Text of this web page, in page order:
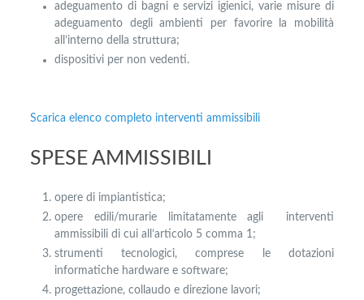
adeguamento di bagni e servizi igienici, varie misure di
adeguamento degli ambienti per favorire la mobilità
all’interno della struttura;
dispositivi per non vedenti.
Scarica elenco completo interventi ammissibili
SPESE AMMISSIBILI
opere di impiantistica;
opere edili/murarie limitatamente agli interventi
ammissibili di cui all’articolo 5 comma 1;
strumenti tecnologici, comprese le dotazioni
informatiche hardware e software;
progettazione, collaudo e direzione lavori;